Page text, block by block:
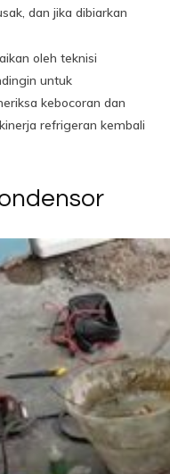
dan jika dibiarkan
oleh teknisi
untuk
kebocoran dan
refrigeran kembali